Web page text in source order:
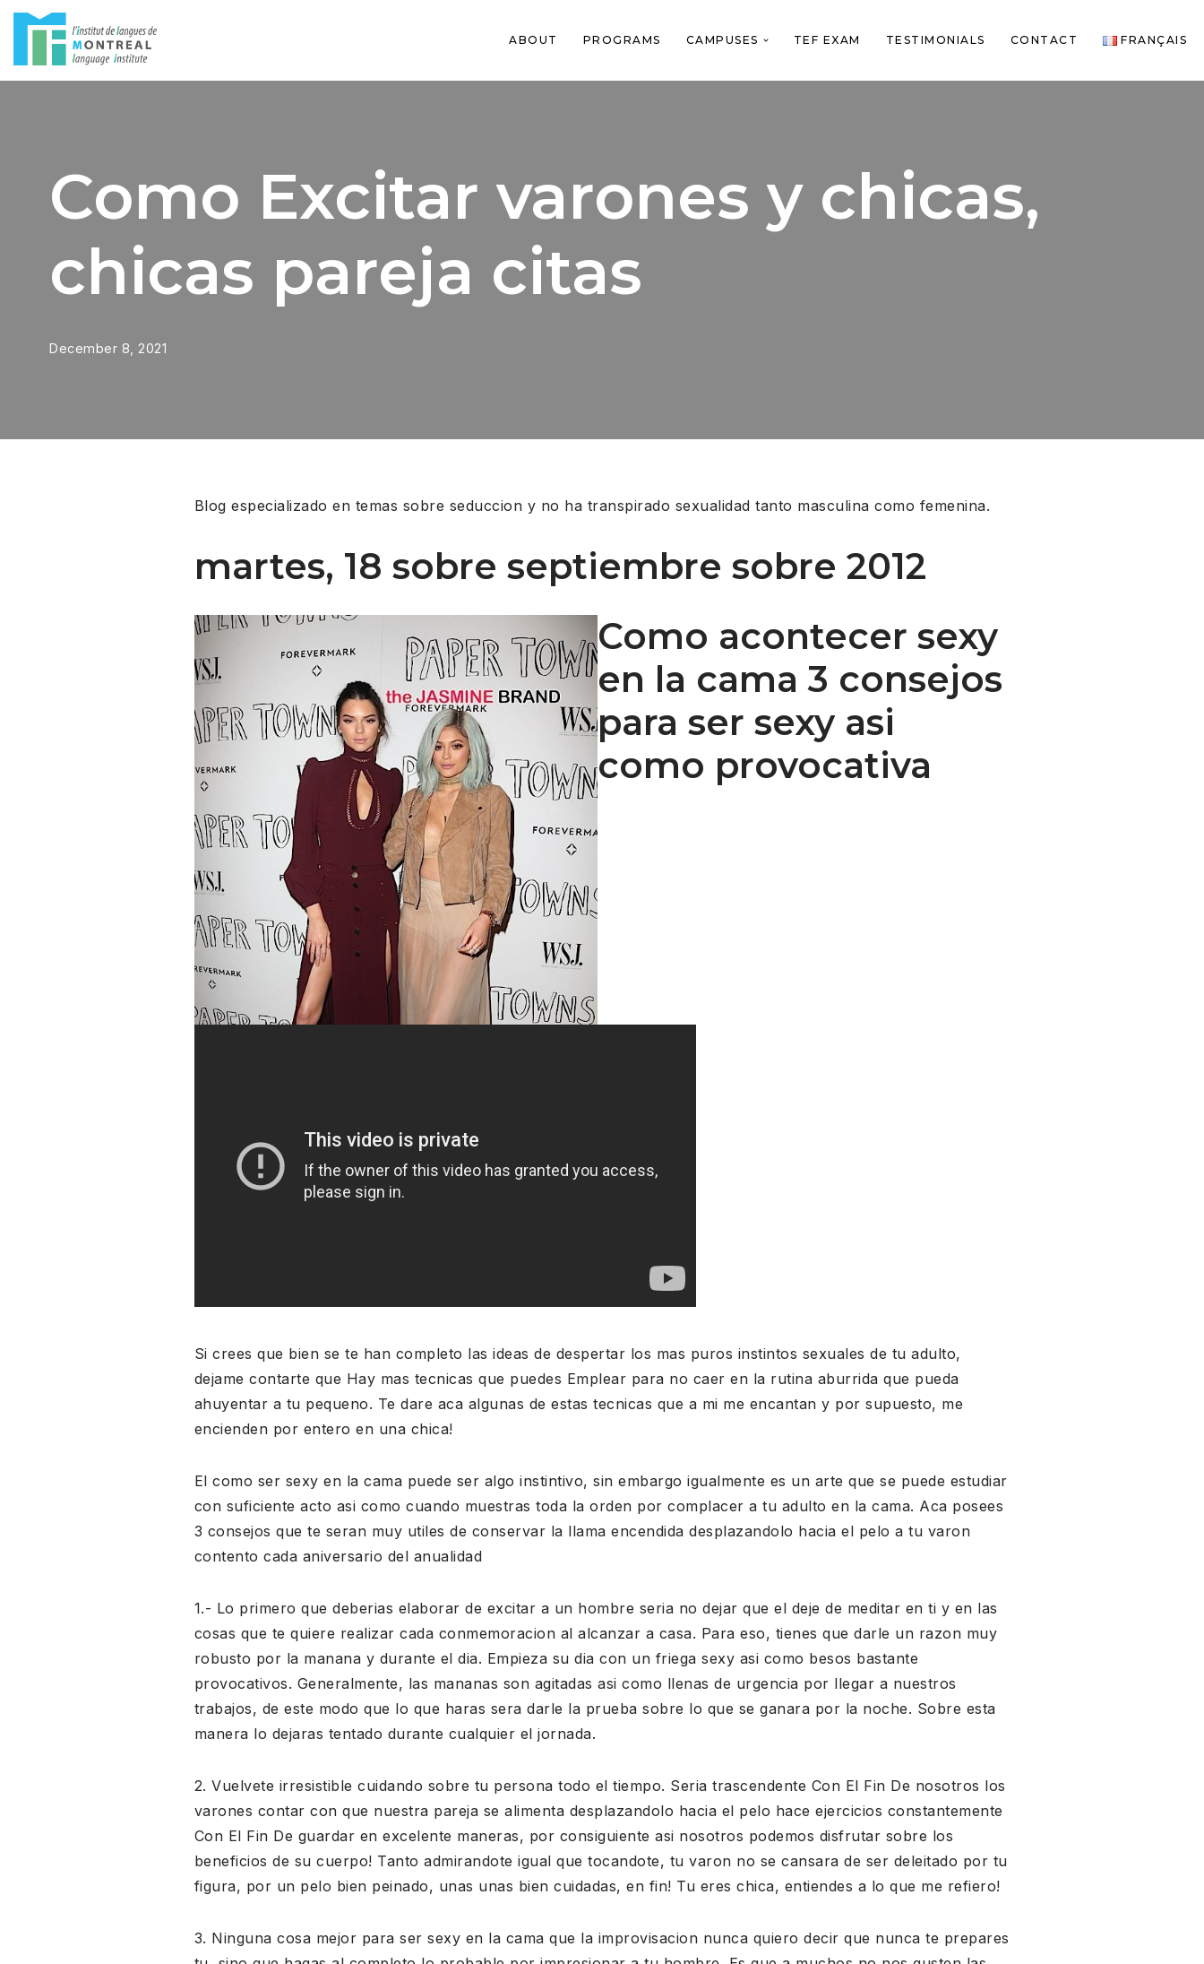
ABOUT PROGRAMS CAMPUSES TEF EXAM TESTIMONIALS CONTACT FRANÇAIS
Como Excitar varones y chicas,
chicas pareja citas
December 8, 2021
Blog especializado en temas sobre seduccion y no ha transpirado sexualidad tanto masculina como femenina.
martes, 18 sobre septiembre sobre 2012
Como acontecer sexy
en la cama 3 consejos
para ser sexy asi
como provocativa
Si crees que bien se te han completo las ideas de despertar los mas puros instintos sexuales de tu adulto,
dejame contarte que Hay mas tecnicas que puedes Emplear para no caer en la rutina aburrida que pueda
ahuyentar a tu pequeno. Te dare aca algunas de estas tecnicas que a mi me encantan y por supuesto, me
encienden por entero en una chica!
El como ser sexy en la cama puede ser algo instintivo, sin embargo igualmente es un arte que se puede estudiar
con suficiente acto asi como cuando muestras toda la orden por complacer a tu adulto en la cama. Aca posees
3 consejos que te seran muy utiles de conservar la llama encendida desplazandolo hacia el pelo a tu varon
contento cada aniversario del anualidad
1.- Lo primero que deberias elaborar de excitar a un hombre seria no dejar que el deje de meditar en ti y en las
cosas que te quiere realizar cada conmemoracion al alcanzar a casa. Para eso, tienes que darle un razon muy
robusto por la manana y durante el dia. Empieza su dia con un friega sexy asi como besos bastante
provocativos. Generalmente, las mananas son agitadas asi como llenas de urgencia por llegar a nuestros
trabajos, de este modo que lo que haras sera darle la prueba sobre lo que se ganara por la noche. Sobre esta
manera lo dejaras tentado durante cualquier el jornada.
2. Vuelvete irresistible cuidando sobre tu persona todo el tiempo. Seria trascendente Con El Fin De nosotros los
varones contar con que nuestra pareja se alimenta desplazandolo hacia el pelo hace ejercicios constantemente
Con El Fin De guardar en excelente maneras, por consiguiente asi nosotros podemos disfrutar sobre los
beneficios de su cuerpo! Tanto admirandote igual que tocandote, tu varon no se cansara de ser deleitado por tu
figura, por un pelo bien peinado, unas unas bien cuidadas, en fin! Tu eres chica, entiendes a lo que me refiero!
3. Ninguna cosa mejor para ser sexy en la cama que la improvisacion nunca quiero decir que nunca te prepares